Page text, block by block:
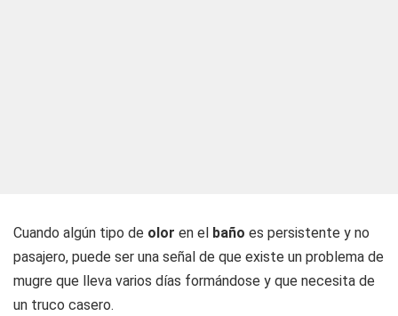
Cuando algún tipo de olor en el baño es persistente y no
pasajero, puede ser una señal de que existe un problema de
mugre que lleva varios días formándose y que necesita de
un truco casero.